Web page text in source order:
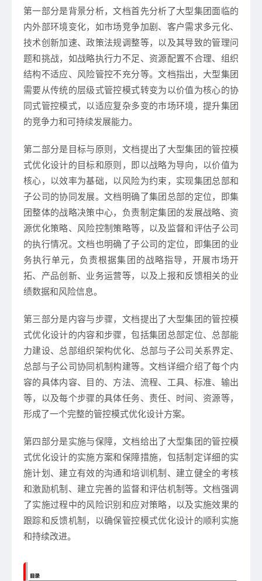
第一部分是背景分析，文档首先分析了大型集团面临的
内外部环境变化，如市场竞争加剧、客户需求多元化、
技术创新加速、政策法规调整等，以及其导致的管理问
题和挑战，如战略执行力不足、资源配置不合理、组织
结构不适应、风险管控不充分等。文档指出，大型集团
需要从传统的层级式管控模式转变为以价值为核心的协
同式管控模式，以适应复杂多变的市场环境，提升集团
的竞争力和可持续发展能力。
第二部分是目标与原则，文档提出了大型集团的管控模
式优化设计的目标和原则，即以战略为导向，以价值为
核心，以效率为基础，以风险为约束，实现集团总部和
子公司的协同发展。文档明确了集团总部的定位，即集
团整体的战略决策中心，负责制定集团的发展战略、资
源优化策略、风险控制策略等，以及监督和评估子公司
的执行情况。文档也明确了子公司的定位，即集团的业
务执行单元，负责根据集团的战略指导，开展市场开
拓、产品创新、业务运营等，以及上报和反馈相关的业
绩数据和风险信息。
第三部分是内容与步骤，文档提出了大型集团的管控模
式优化设计的内容和步骤，包括集团总部定位、总部能
力建设、总部组织架构优化、总部与子公司关系界定、
总部与子公司协同机制构建等。文档详细介绍了每个内
容的具体内容、目的、方法、流程、工具、标准、输出
等，以及每个步骤的具体任务、责任、时间、资源等，
形成了一个完整的管控模式优化设计方案。
第四部分是实施与保障，文档给出了大型集团的管控模
式优化设计的实施方案和保障措施，包括制定详细的实
施计划、建立有效的沟通和培训机制、建立健全的考核
和激励机制、建立完善的监督和评估机制等。文档强调
了实施过程中的风险识别和应对策略，以及实施效果的
跟踪和反馈机制，以确保管控模式优化设计的顺利实施
和持续改进。